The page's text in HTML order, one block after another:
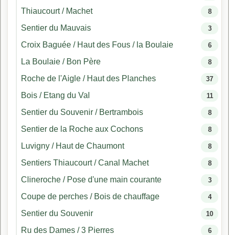
Thiaucourt / Machet 8
Sentier du Mauvais 3
Croix Baguée / Haut des Fous / la Boulaie 6
La Boulaie / Bon Père 8
Roche de l'Aigle / Haut des Planches 37
Bois / Etang du Val 11
Sentier du Souvenir / Bertrambois 8
Sentier de la Roche aux Cochons 8
Luvigny / Haut de Chaumont 8
Sentiers Thiaucourt / Canal Machet 8
Clineroche / Pose d'une main courante 3
Coupe de perches / Bois de chauffage 4
Sentier du Souvenir 10
Ru des Dames / 3 Pierres 6